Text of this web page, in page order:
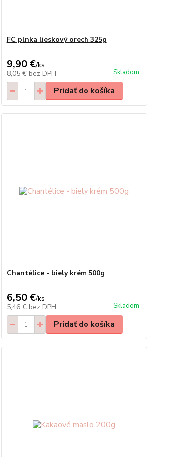
FC plnka lieskový orech 325g
9,90 €/ks
8,05 € bez DPH Skladom
Pridať do košíka
Chantélice - biely krém 500g
6,50 €/ks
5,46 € bez DPH Skladom
Pridať do košíka